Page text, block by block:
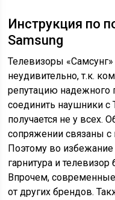
Инструкция по
Samsung
Телевизоры
неудивительно, т.к.
репутацию надежного
соединить наушники с
получается не у всех.
сопряжении связаны с
Поэтому во
гарнитура и
Впрочем,
от других брендов.